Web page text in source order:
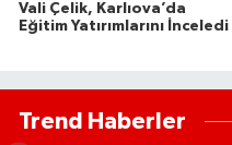
Vali Çelik, Karlıova’da
Eğitim Yatırımlarını İnceledi
Trend Haberler